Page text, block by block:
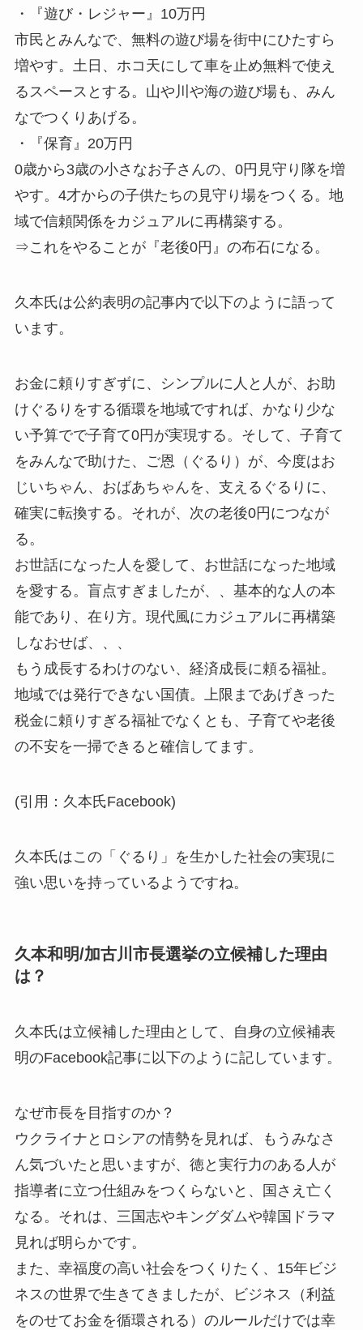
・『遊び・レジャー』10万円
市民とみんなで、無料の遊び場を街中にひたすら
増やす。土日、ホコ天にして車を止め無料で使え
るスペースとする。山や川や海の遊び場も、みん
なでつくりあげる。
・『保育』20万円
0歳から3歳の小さなお子さんの、0円見守り隊を増
やす。4才からの子供たちの見守り場をつくる。地
域で信頼関係をカジュアルに再構築する。
⇒これをやることが『老後0円』の布石になる。
久本氏は公約表明の記事内で以下のように語って
います。
お金に頼りすぎずに、シンプルに人と人が、お助
けぐるりをする循環を地域ですれば、かなり少な
い予算でで子育て0円が実現する。そして、子育て
をみんなで助けた、ご恩（ぐるり）が、今度はお
じいちゃん、おばあちゃんを、支えるぐるりに、
確実に転換する。それが、次の老後0円につなが
る。
お世話になった人を愛して、お世話になった地域
を愛する。盲点すぎましたが、、基本的な人の本
能であり、在り方。現代風にカジュアルに再構築
しなおせば、、、
もう成長するわけのない、経済成長に頼る福祉。
地域では発行できない国債。上限まであげきった
税金に頼りすぎる福祉でなくとも、子育てや老後
の不安を一掃できると確信してます。
(引用：久本氏Facebook)
久本氏はこの「ぐるり」を生かした社会の実現に
強い思いを持っているようですね。
久本和明/加古川市長選挙の立候補した理由
は？
久本氏は立候補した理由として、自身の立候補表
明のFacebook記事に以下のように記しています。
なぜ市長を目指すのか？
ウクライナとロシアの情勢を見れば、もうみなさ
ん気づいたと思いますが、徳と実行力のある人が
指導者に立つ仕組みをつくらないと、国さえ亡く
なる。それは、三国志やキングダムや韓国ドラマ
見れば明らかです。
また、幸福度の高い社会をつくりたく、15年ビジ
ネスの世界で生きてきましたが、ビジネス（利益
をのせてお金を循環される）のルールだけでは幸